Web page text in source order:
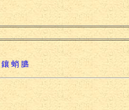
鑲 蛸 臕